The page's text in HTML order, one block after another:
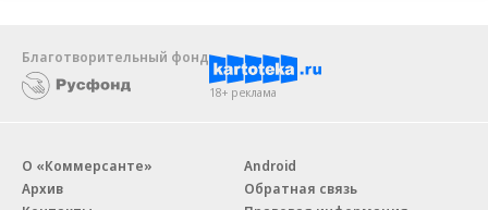
Благотворительный фонд
18+ реклама
О «Коммерсанте»
Архив
Android
Обратная связь